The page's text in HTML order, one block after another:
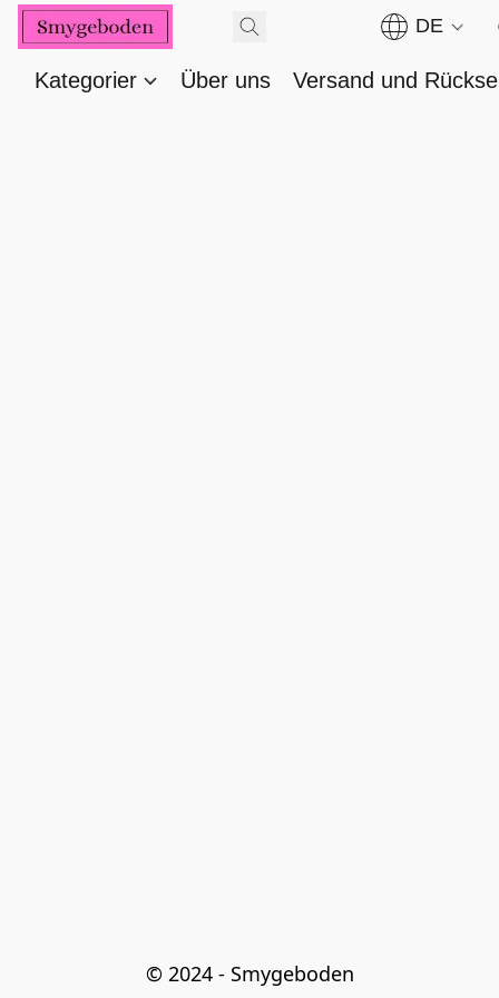
DE
Kategorier Über uns Versand und
© 2024 - Smygeboden